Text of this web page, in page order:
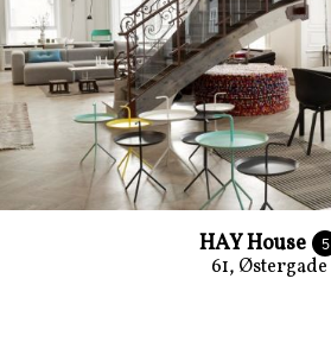
HAY House 5
61, Østergade